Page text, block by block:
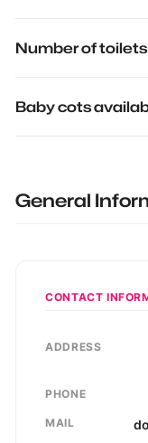
Number of toilets
Baby cots
General
CONTACT
ADDRESS
PHONE
MAIL